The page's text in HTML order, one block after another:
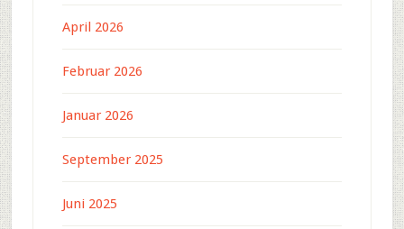
April 2026
Februar 2026
Januar 2026
September 2025
Juni 2025